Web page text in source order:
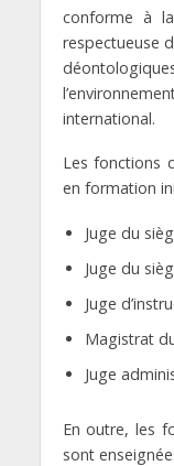
conforme à
respectueuse
international.
Les fonctions
en formation
Juge du
Juge du
Juge
Magistrat
Juge
En outre, les
sont